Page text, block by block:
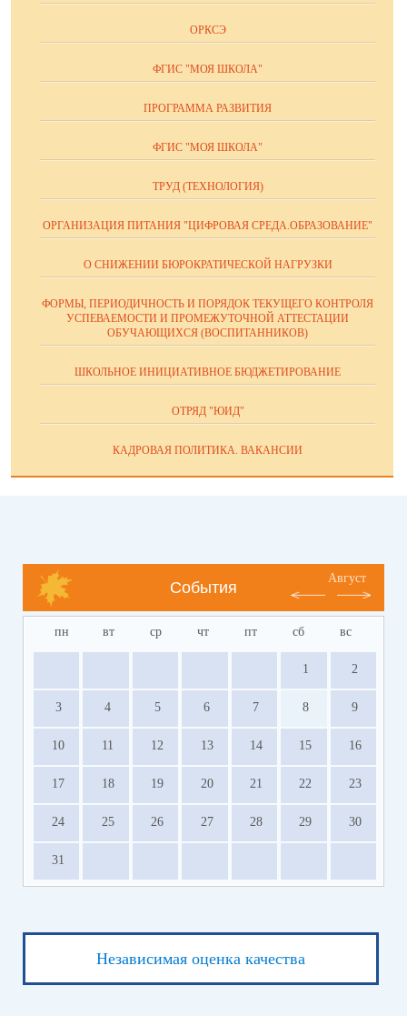
ОРКСЭ
ФГИС "МОЯ ШКОЛА"
ПРОГРАММА РАЗВИТИЯ
ФГИС "МОЯ ШКОЛА"
ТРУД (ТЕХНОЛОГИЯ)
ОРГАНИЗАЦИЯ ПИТАНИЯ "ЦИФРОВАЯ СРЕДА.ОБРАЗОВАНИЕ"
О СНИЖЕНИИ БЮРОКРАТИЧЕСКОЙ НАГРУЗКИ
ФОРМЫ, ПЕРИОДИЧНОСТЬ И ПОРЯДОК ТЕКУЩЕГО КОНТРОЛЯ
УСПЕВАЕМОСТИ И ПРОМЕЖУТОЧНОЙ АТТЕСТАЦИИ
ОБУЧАЮЩИХСЯ (ВОСПИТАННИКОВ)
ШКОЛЬНОЕ ИНИЦИАТИВНОЕ БЮДЖЕТИРОВАНИЕ
ОТРЯД "ЮИД"
КАДРОВАЯ ПОЛИТИКА. ВАКАНСИИ
События
Август
пн вт ср чт пт сб вс
1 2
3 4 5 6 7 8 9
10 11 12 13 14 15 16
17 18 19 20 21 22 23
24 25 26 27 28 29 30
31
Независимая оценка качества